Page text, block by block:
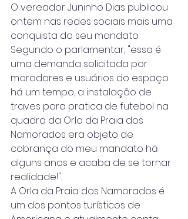
O vereador Juninho Dias publicou
ontem nas redes sociais mais uma
conquista do seu mandato.
Segundo o parlamentar, "essa é
uma demanda solicitada por
moradores e usuários do espaço
há um tempo, a instalação de
traves para pratica de futebol na
quadra da Orla da Praia dos
Namorados era objeto de
cobrança do meu mandato há
alguns anos e acaba de se tornar
realidade!".
A Orla da Praia dos Namorados é
um dos pontos turísticos de